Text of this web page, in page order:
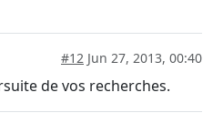
#12 Jun 27, 2013, 00:40
de vos recherches.